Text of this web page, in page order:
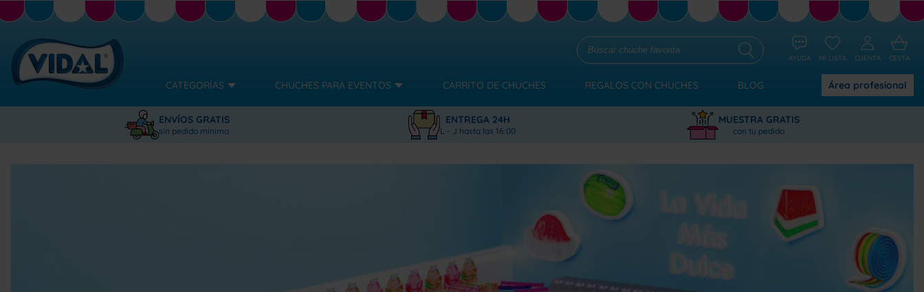
AYUDA MI LISTA CUENTA CESTA
CATEGORÍAS CHUCHES PARA EVENTOS CARRITO DE CHUCHES REGALOS CON CHUCHES BLOG Área profesional
ENVÍOS GRATIS
sin pedido mínimo
ENTREGA 24H
L - J hasta las 16:00
MUESTRA GRATIS
con tu pedido